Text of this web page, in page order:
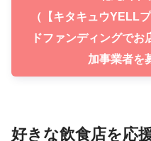
（【キタキュウYELL
ドファンディングで
加事業者を
好きな飲食店を応